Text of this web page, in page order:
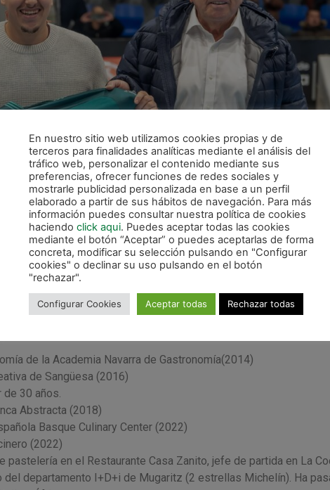
que Aaron Ortiz suma en su carrera como chef:
de la Academia Navarra de Gastronomía(2014)
de Sangüesa (2016)
30 años.
Abstracta (2018)
Basque Culinary Center (2022)
(2022)
en el Restaurante Casa Zanito, jefe de partida en La
departamento I+D+i de Mugaritz (2 estrellas Michelín). Ha
En nuestro sitio web utilizamos cookies propias y de
terceros para finalidades analíticas mediante el análisis del
tráfico web, personalizar el contenido mediante sus
preferencias, ofrecer funciones de redes sociales y
mostrarle publicidad personalizada en base a un perfil
elaborado a partir de sus hábitos de navegación. Para más
información puedes consultar nuestra política de cookies
haciendo click aqui. Puedes aceptar todas las cookies
mediante el botón “Aceptar” o puedes aceptarlas de forma
concreta, modificar su selección pulsando en "Configurar
cookies" o declinar su uso pulsando en el botón
"rechazar".
Configurar Cookies Aceptar todas Rechazar todas